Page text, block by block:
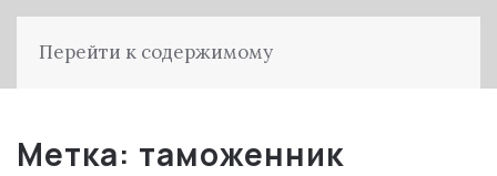
Перейти к содержимому
Метка: таможенник